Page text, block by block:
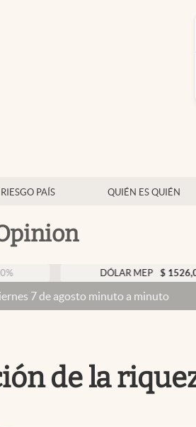
RIESGO PAÍS QUIÉN ES QUIÉN
DÓLAR MEP $ 1526,03
agosto minuto a minuto
de la